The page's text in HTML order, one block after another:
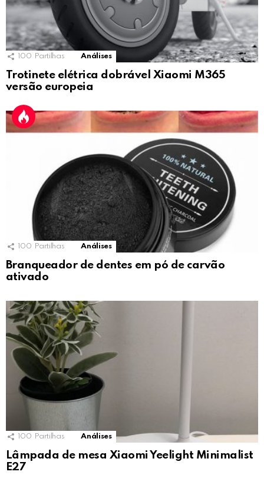
100 Partilhas Análises
Trotinete elétrica dobrável Xiaomi M365
versão europeia
100 Partilhas Análises
Branqueador de dentes em pó de carvão
ativado
100 Partilhas Análises
Lâmpada de mesa Xiaomi Yeelight Minimalist
E27